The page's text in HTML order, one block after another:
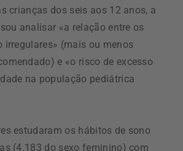
crianças dos seis aos 12 anos, a
analisar «a relação entre os
irregulares» (mais ou menos
e «o risco de excesso
na população pediátrica
estudaram os hábitos de sono
(4.183 do sexo feminino) com